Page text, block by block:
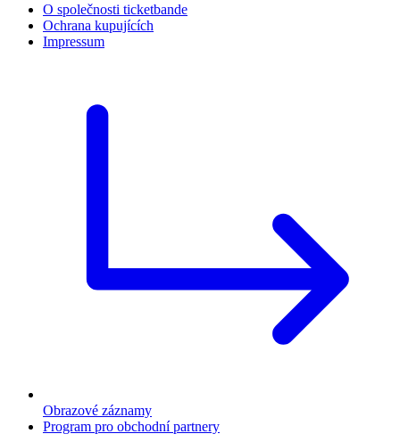
O společnosti ticketbande
Ochrana kupujících
Impressum
Obrazové záznamy
Program pro obchodní partnery